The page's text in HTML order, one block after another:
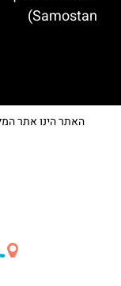
Samostan)
האתר הינו אתר